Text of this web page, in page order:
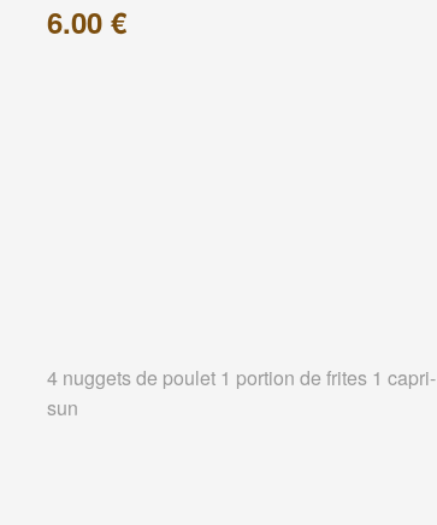
6.00 €
4 nuggets de poulet 1 portion de frites 1 capri-
sun